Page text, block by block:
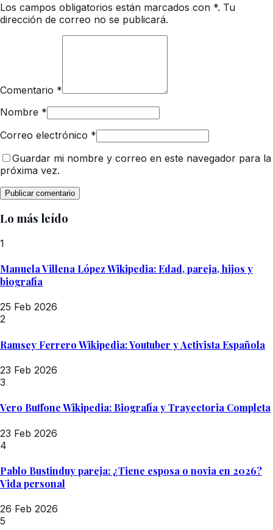
Los campos obligatorios están marcados con *. Tu
dirección de correo no se publicará.
Comentario *
Nombre *
Correo electrónico *
Guardar mi nombre y correo en este navegador para la
próxima vez.
Lo más leído
1
Manuela Villena López Wikipedia: Edad, pareja, hijos y
biografía
25 Feb 2026
2
Ramsey Ferrero Wikipedia: Youtuber y Activista Española
23 Feb 2026
3
Vero Buffone Wikipedia: Biografía y Trayectoria Completa
23 Feb 2026
4
Pablo Bustinduy pareja: ¿Tiene esposa o novia en 2026?
Vida personal
26 Feb 2026
5